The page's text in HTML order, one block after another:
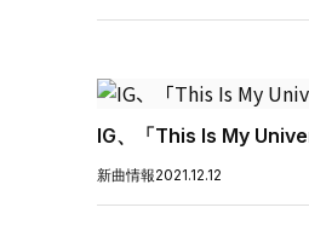
IG、「This Is My
新曲情報2021.12.12